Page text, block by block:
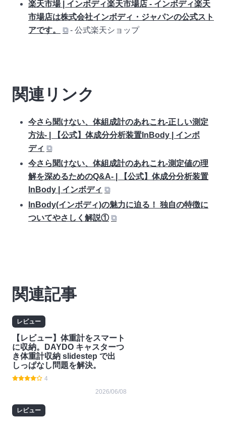
楽天市場 | インボディ楽天市場店 - インボディ楽天
市場店は株式会社インボディ・ジャパンの公式スト
アです。
⧉- 公式楽天ショップ
関連リンク
今さら聞けない、体組成計のあれこれ-正しい測定
方法- | 【公式】体成分分析装置InBody | インボ
ディ ⧉
今さら聞けない、体組成計のあれこれ-測定値の理
解を深めるためのQ&A- | 【公式】体成分分析装置
InBody | インボディ ⧉
InBody(インボディ)の魅力に迫る！ 独自の特徴に
ついてやさしく解説① ⧉
関連記事
レビュー
【レビュー】体重計をスマート
に収納。DAYDO キャスターつ
き体重計収納 slidestep で出
しっぱなし問題を解決。
4
2026/06/08
レビュー